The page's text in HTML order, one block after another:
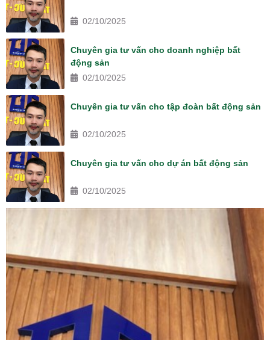
02/10/2025
Chuyên gia tư vấn cho doanh nghiệp bất
động sản
02/10/2025
Chuyên gia tư vấn cho tập đoàn bất động sản
02/10/2025
Chuyên gia tư vấn cho dự án bất động sản
02/10/2025